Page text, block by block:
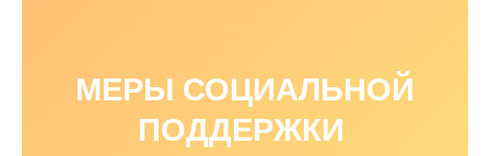
МЕРЫ СОЦИАЛЬНОЙ
ПОДДЕРЖКИ